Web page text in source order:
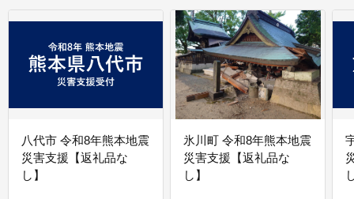
八代市 令和8年熊本地震
災害支援【返礼品な
し】
氷川町 令和8年熊本地震
災害支援【返礼品な
し】